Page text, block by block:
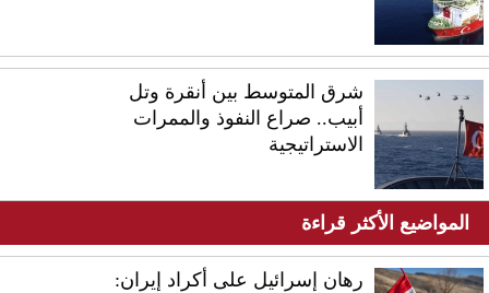
شرق المتوسط بين أنقرة وتل
أبيب.. صراع النفوذ والممرات
الاستراتيجية
المواضيع الأكثر قراءة
رهان إسرائيل على أكراد إيران: